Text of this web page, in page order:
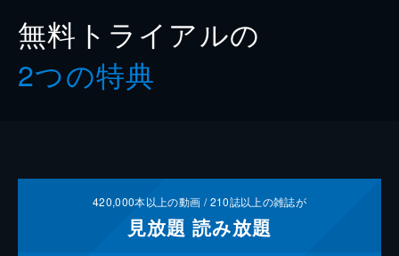
無料トライアルの
2つの特典
420,000本以上の動画 /210誌以上の雑誌が
見放題 読み放題